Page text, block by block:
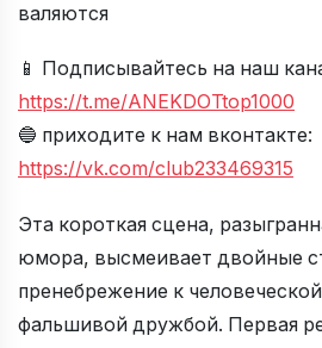
валяются
📱 Подписывайтесь на наш
https://t.me/ANEKDOTtop1000
🔵 приходите к нам вконтакте:
https://vk.com/club233469315
Эта короткая сцена,
юмора, высмеивает двойные
пренебрежение к
фальшивой дружбой. Первая